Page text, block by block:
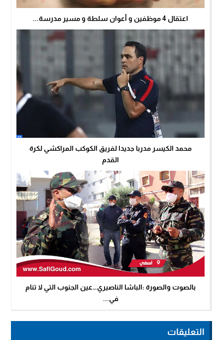
اعتقال 4 موظفين و أعوان سلطة و مسير مدرسة...
محمد الكيسر مدربا جديدا لفريق الكوكب المراكشي لكرة
القدم
بالصوت والصورة :الباشا الناصيري…عين الجنوب التي لا تنام
في...
التعليقات